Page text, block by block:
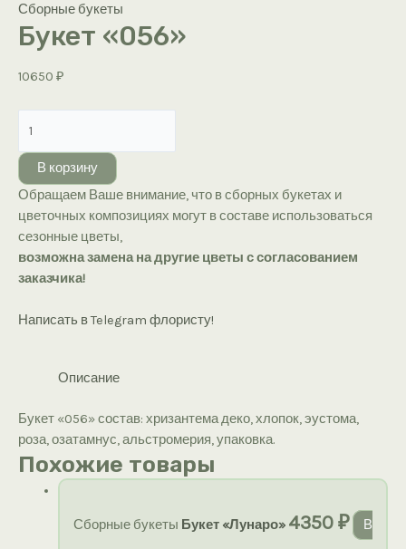
Сборные букеты
Букет «056»
10650 ₽
товара
Букет
«056»
В корзину
Обращаем Ваше внимание, что в сборных букетах и
цветочных композициях могут в составе использоваться
сезонные цветы,
возможна замена на другие цветы с согласованием
заказчика!
Написать в Telegram флористу!
Описание
Букет «056» состав: хризантема деко, хлопок, эустома,
роза, озатамнус, альстромерия, упаковка.
Похожие товары
Сборные букеты Букет «Лунаро» 4350₽ В